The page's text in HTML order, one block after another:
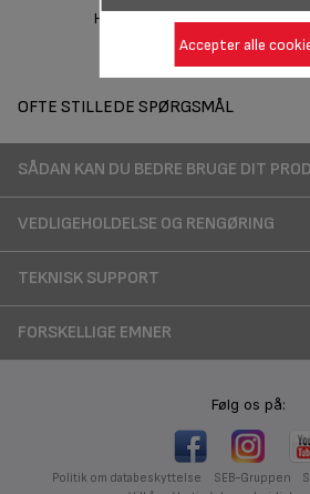
Hent manual
OFTE STILLEDE SPØRGSMÅL
SÅDAN KAN DU BEDRE BRUGE DIT
VEDLIGEHOLDELSE OG RENGØRING
TEKNISK SUPPORT
FORSKELLIGE EMNER
Følg os på:
Politik om databeskyttelse SEB-Gruppen
Accepter alle